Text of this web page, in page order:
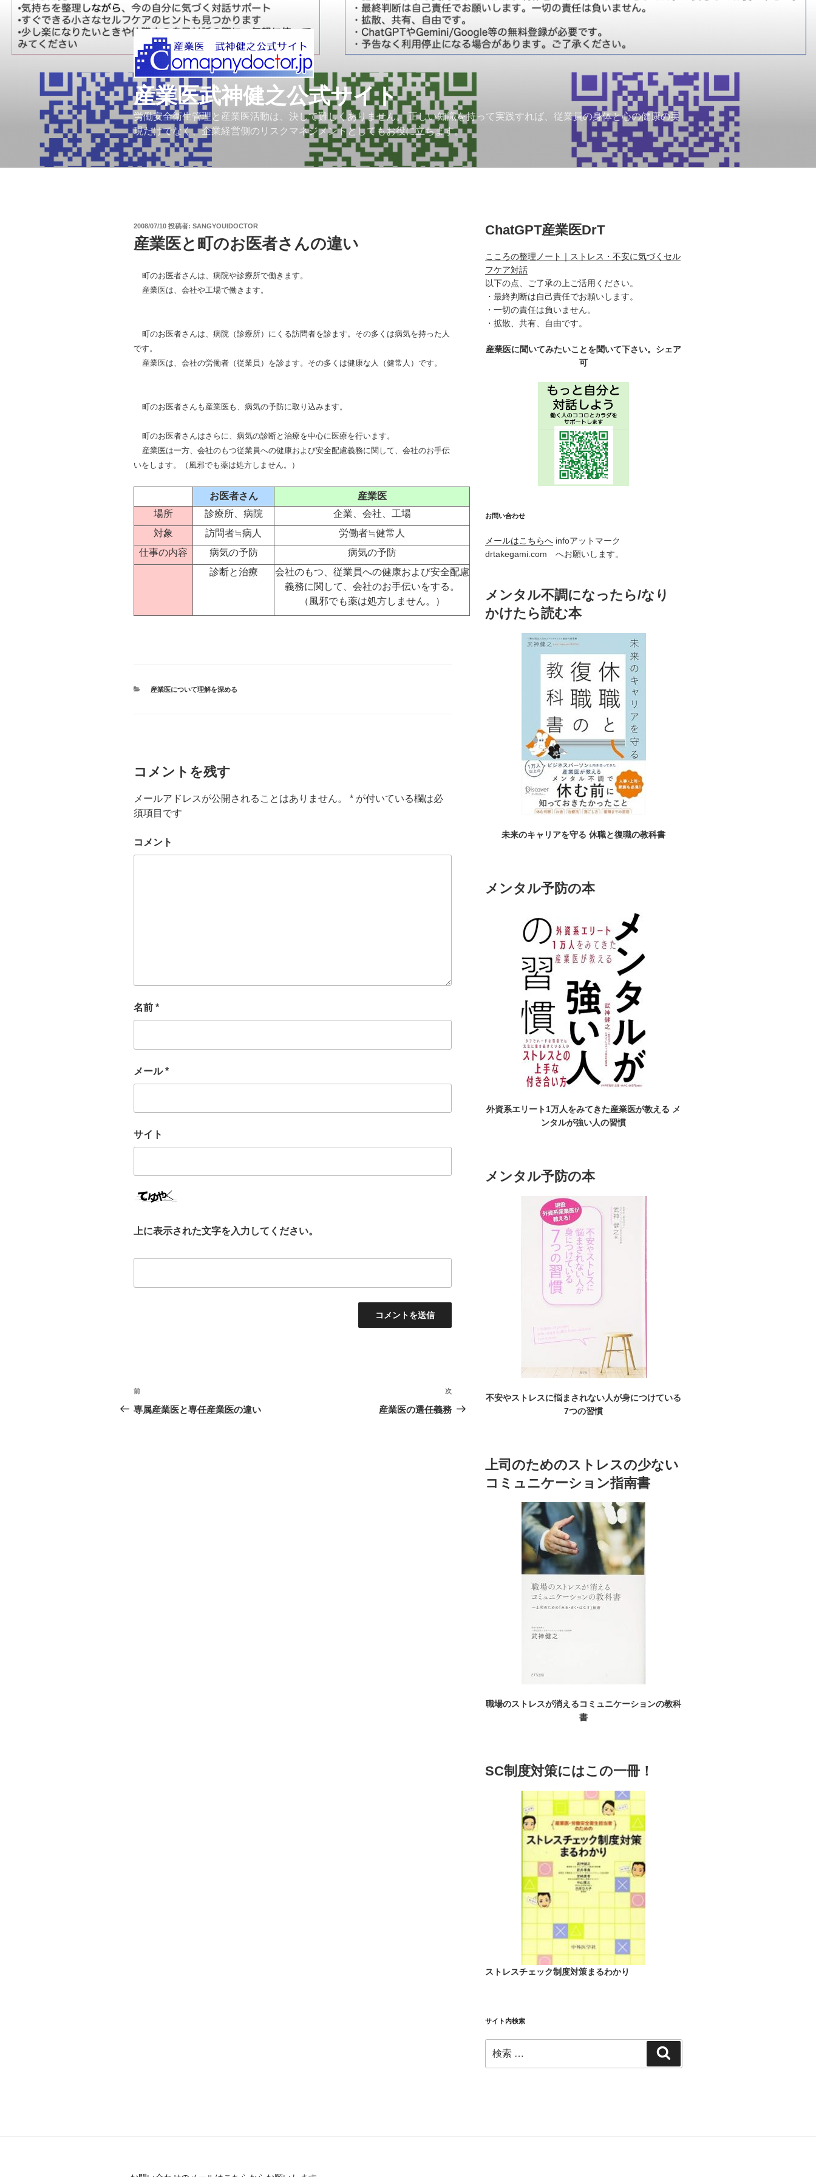
産業医武神健之公式サイト
労働安全衛生管理と産業医活動は、決して難しくありません。 正しい知識を持って実践すれば、従業員の身体と心の健康の実
現だけでなく、企業経営側のリスクマネジメントとしてもお役に立ちます。
投
稿
日:
2008/07/10 投稿者: SANGYOUIDOCTOR
産業医と町のお医者さんの違い
町のお医者さんは、病院や診療所で働きます。
産業医は、会社や工場で働きます。
町のお医者さんは、病院（診療所）にくる訪問者を診ます。その多くは病気を持った人
です。
産業医は、会社の労働者（従業員）を診ます。その多くは健康な人（健常人）です。
町のお医者さんも産業医も、病気の予防に取り込みます。
町のお医者さんはさらに、病気の診断と治療を中心に医療を行います。
産業医は一方、会社のもつ従業員への健康および安全配慮義務に関して、会社のお手伝
いをします。（風邪でも薬は処方しません。）
お医者さん
産業医
場所
診療所、病院
企業、会社、工場
対象
訪問者≒病人
労働者≒健常人
仕事の内容
病気の予防
病気の予防
診断と治療
会社のもつ、従業員への健康および安全配慮
義務に関して、会社のお手伝いをする。
（風邪でも薬は処方しません。）
カ
産業医について理解を深める
コメントを残す
メールアドレスが公開されることはありません。 * が付いている欄は必
須項目です
コメント
名前 *
メール*
サイト
上に表示された文字を入力してください。
投
稿
過
去
前
専属産業医と専任産業医の違い
の
次
産業医の選任義務
ChatGPT産業医DrT
こころの整理ノート｜ストレス・不安に気づくセル
フケア対話
以下の点、ご了承の上ご活用ください。
・最終判断は自己責任でお願いします。
・一切の責任は負いません。
・拡散、共有、自由です。
産業医に聞いてみたいことを聞いて下さい。シェア
可
お問い合わせ
メールはこちらへinfoアットマーク
drtakegami.com へお願いします。
メンタル不調になったら/なり
かけたら読む本
未来のキャリアを守る 休職と復職の教科書
メンタル予防の本
外資系エリート1万人をみてきた産業医が教える メ
ンタルが強い人の習慣
メンタル予防の本
不安やストレスに悩まされない人が身につけている
7つの習慣
上司のためのストレスの少ない
コミュニケーション指南書
職場のストレスが消えるコミュニケーションの教科
書
SC制度対策にはこの一冊！
ストレスチェック制度対策まるわかり
サイト内検索
索:
索